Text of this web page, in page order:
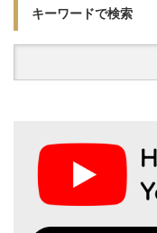
キーワードで検索